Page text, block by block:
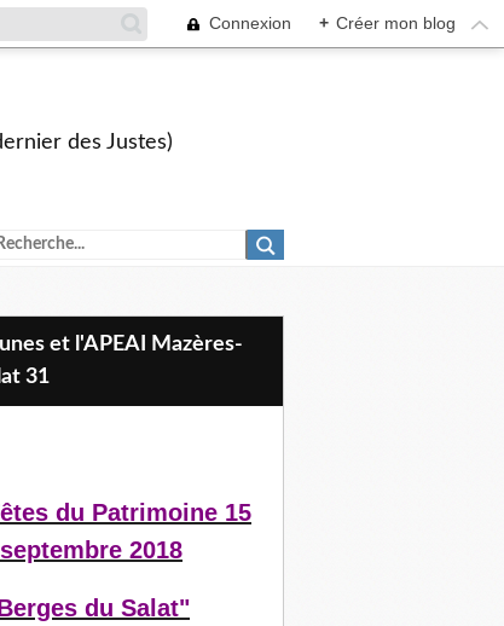
Connexion + Créer mon blog
des Justes)
31
du Patrimoine 15
2018
du Salat"